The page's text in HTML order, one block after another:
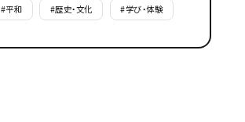
#平和 #歴史・文化 #学び・体験